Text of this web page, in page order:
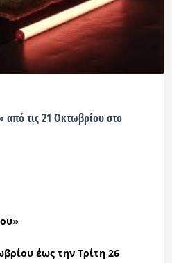
τις 21 Οκτωβρίου στο
έως την Τρίτη 26